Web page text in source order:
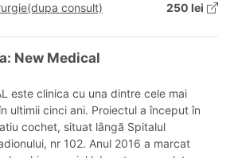
consult)
250 lei
New Medical
este clinica cu una dintre cele mai
ultimii cinci ani. Proiectul a început în
cochet, situat lângă Spitalul
nr 102. Anul 2016 a marcat